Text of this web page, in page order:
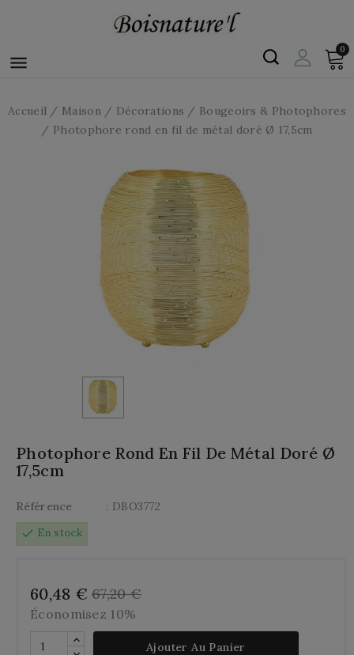

0
Accueil Maison Décorations
Bougeoirs & Photophores
Photophore rond en fil de métal doré Ø 17,5cm
Photophore Rond En Fil De Métal Doré Ø
17,5cm
Référence
: DBO3772
check En stock
60,48 € 67,20 €
Économisez 10%
Ajouter Au Panier